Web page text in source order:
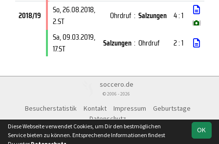
2018/19 So, 26.08.2018,
2.ST
Ohrdruf : Salzungen 4 : 1
( )
Sa, 09.03.2019,
17.ST
Salzungen : Ohrdruf 2 : 1
soccero.de
© 2006 - 2026
Besucherstatistik Kontakt Impressum
Geburtstage
Datenschutz
OK
Diese Webseite verwendet Cookies, um Dir den bestmöglichen
Service bieten zu können. Entsprechende Informationen findest